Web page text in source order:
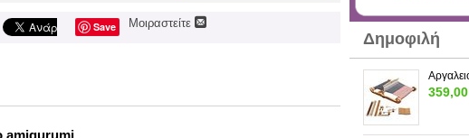
Save Μοιραστείτε
amigurumi
Δημοφιλή
359,00